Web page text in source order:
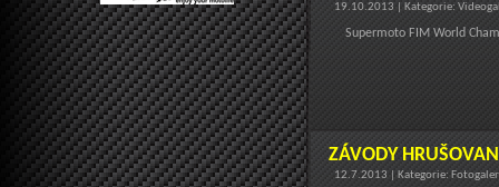
19.10.2013 | Kategorie:
Supermoto FIM World
ZÁVODY
12.7.2013 | Kategorie: